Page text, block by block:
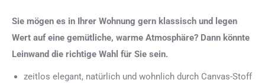
Sie mögen es in Ihrer Wohnung gern klassisch und legen
Wert auf eine gemütliche, warme Atmosphäre? Dann könnte
Leinwand die richtige Wahl für Sie sein.
zeitlos elegant, natürlich und wohnlich durch Canvas-Stoff